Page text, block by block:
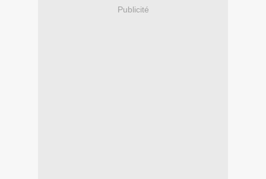
Publicité